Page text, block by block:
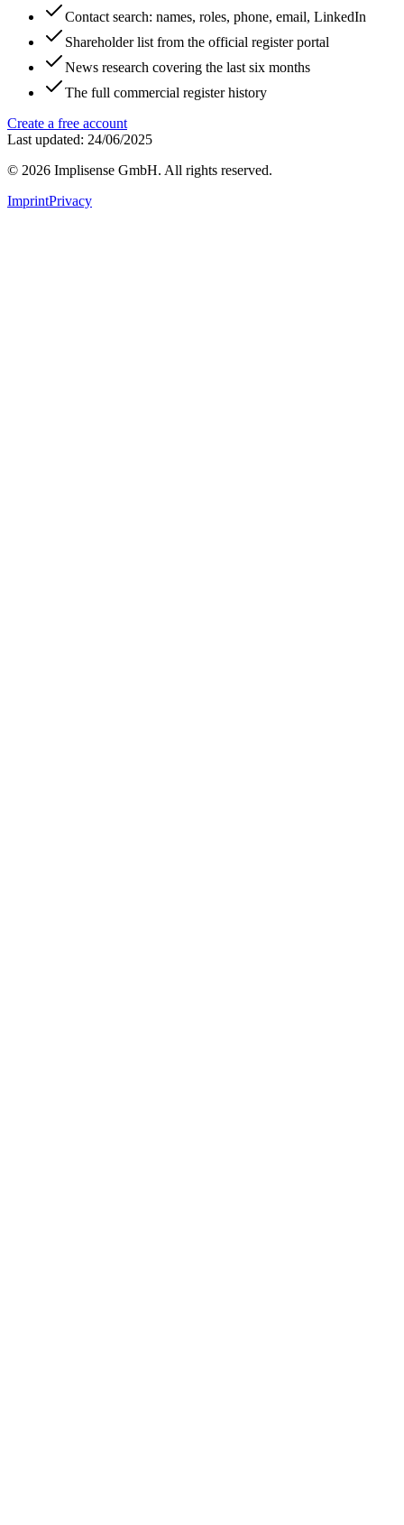
Contact search: names, roles, phone, email, LinkedIn
Shareholder list from the official register portal
News research covering the last six months
The full commercial register history
Create a free account
Last updated: 24/06/2025
© 2026 Implisense GmbH. All rights reserved.
ImprintPrivacy